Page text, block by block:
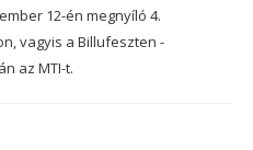
12-én megnyíló 4.
vagyis a Billufeszten -
az MTI-t.